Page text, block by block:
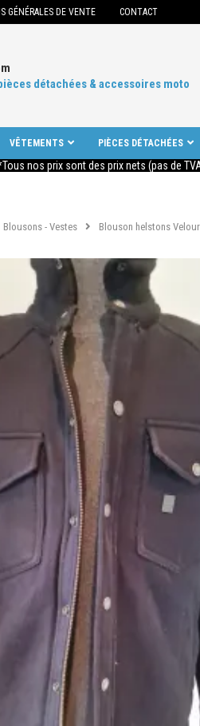
GÉNÉRALES DE VENTE CONTACT
détachées & accessoires moto
VÊTEMENTS PIÈCES DÉTACHÉES
nos prix sont des prix nets (pas de
Blousons - Vestes Blouson helstons